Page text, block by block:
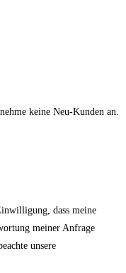
keine Neu-Kunden an.
dass meine
meiner Anfrage
unsere